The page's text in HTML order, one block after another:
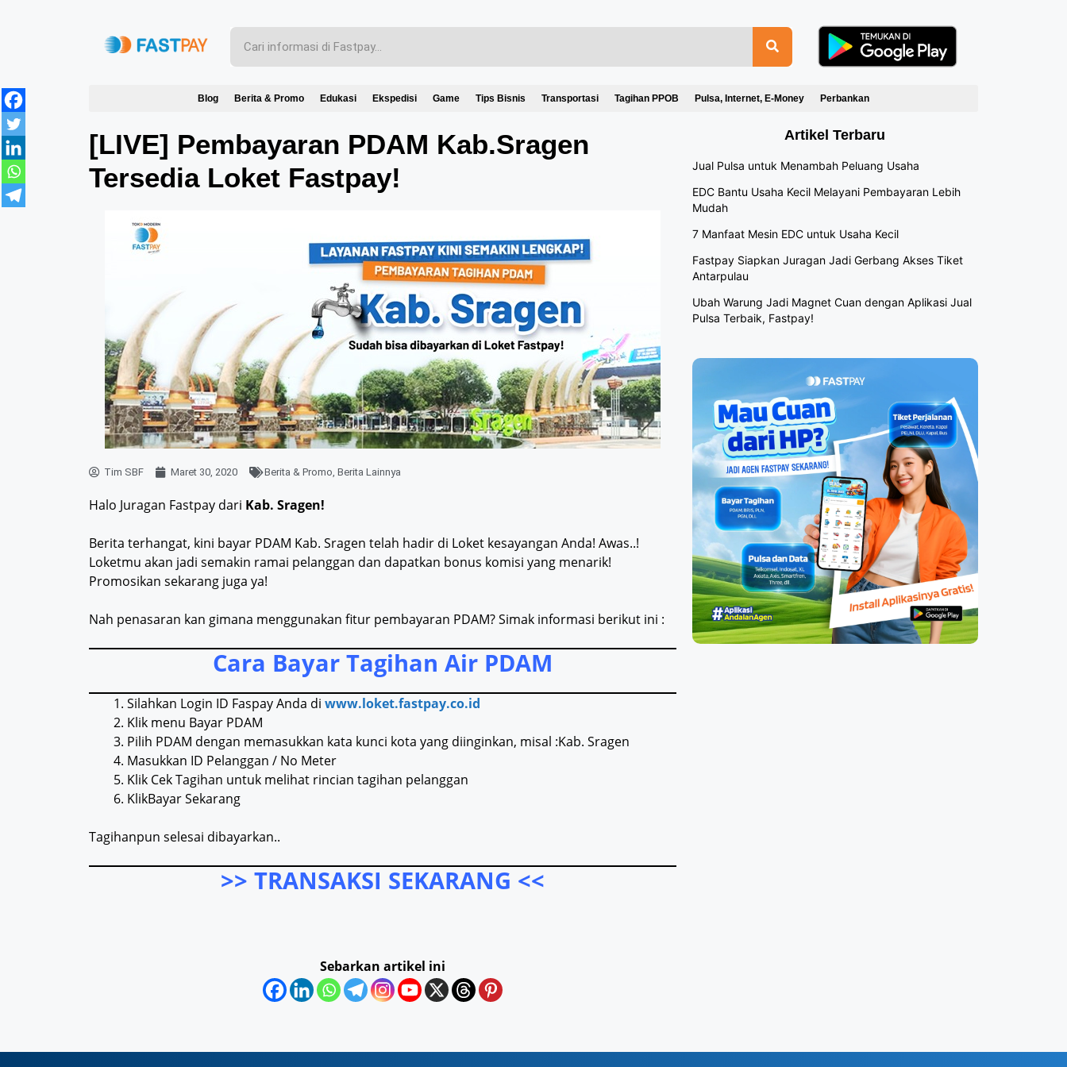
Blog Berita & Promo Edukasi Ekspedisi Game Tips Bisnis Transportasi Tagihan PPOB Pulsa, Internet, E-Money Perbankan
[LIVE] Pembayaran PDAM Kab.Sragen
Tersedia Loket Fastpay!
Tim SBF Maret 30, 2020 Berita & Promo, Berita Lainnya
Halo Juragan Fastpay dari Kab. Sragen!
Berita terhangat, kini bayar PDAM Kab. Sragen telah hadir di Loket kesayangan Anda! Awas..!
Loketmu akan jadi semakin ramai pelanggan dan dapatkan bonus komisi yang menarik!
Promosikan sekarang juga ya!
Nah penasaran kan gimana menggunakan fitur pembayaran PDAM? Simak informasi berikut ini :
Cara Bayar Tagihan Air PDAM
Silahkan Login ID Faspay Anda di www.loket.fastpay.co.id
Klik menu Bayar PDAM
Pilih PDAM dengan memasukkan kata kunci kota yang diinginkan, misal :Kab. Sragen
Masukkan ID Pelanggan / No Meter
Klik Cek Tagihan untuk melihat rincian tagihan pelanggan
KlikBayar Sekarang
Tagihanpun selesai dibayarkan..
>> TRANSAKSI SEKARANG <<
Sebarkan artikel ini
Artikel Terbaru
Jual Pulsa untuk Menambah Peluang Usaha
EDC Bantu Usaha Kecil Melayani Pembayaran Lebih
Mudah
7 Manfaat Mesin EDC untuk Usaha Kecil
Fastpay Siapkan Juragan Jadi Gerbang Akses Tiket
Antarpulau
Ubah Warung Jadi Magnet Cuan dengan Aplikasi Jual
Pulsa Terbaik, Fastpay!